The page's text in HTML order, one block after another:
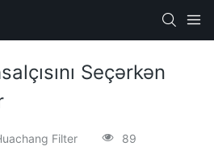
Seçərkən
Filter 89